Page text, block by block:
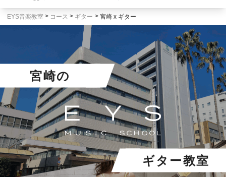
EYS音楽教室 コース ギター 宮崎 x ギター
宮崎の
ギター教室